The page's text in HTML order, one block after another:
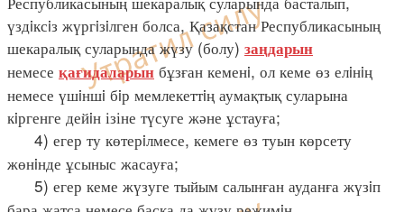
үздiксiз жүргiзiлген болса, Қазақстан Республикасының
шекаралық суларында жүзу (болу) заңдарын
немесе қағидаларын бұзған кеменi, ол кеме өз елiнiң
немесе үшiншi бiр мемлекеттiң аумақтық суларына
кiргенге дейiн ізіне түсуге және ұстауға;
4) егер ту көтерiлмесе, кемеге өз туын көрсету
жөнiнде ұсыныс жасауға;
5) егер кеме жүзуге тыйым салынған ауданға жүзiп